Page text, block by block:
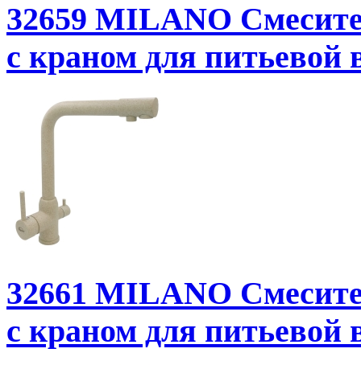
32659 MILANO
с краном для
32661 MILANO
с краном для